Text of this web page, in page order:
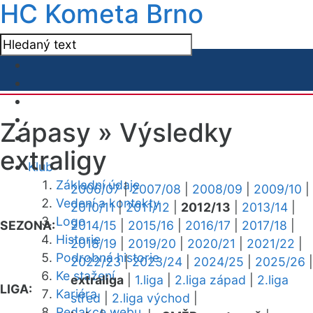
HC Kometa Brno
Klub
Základní údaje
Vedení a kontakty
Logo
Historie
Podrobná historie
Ke stažení
Kariéra
Zápasy » Výsledky
extraligy
SEZONA:
2006/07|2007/08 2008/09 2009/10
2010/11|2011/12 2012/13 2013/14
2014/15
2015/16 2016/17 2017/18
2018/19
2019/20 2020/21 2021/22
2022/23|2023/24 2024/25 2025/26
LIGA:
extraliga 1.liga 2.liga západ
2.liga
střed
2.liga východ